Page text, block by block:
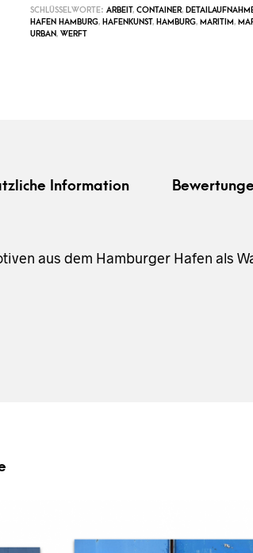
SCHLÜSSELWORTE: ARBEIT, CONTAINER,
HAFEN HAMBURG, HAFENKUNST, HAMBURG, MARITIM,
URBAN, WERFT
Information
aus dem Hamburger Hafen als